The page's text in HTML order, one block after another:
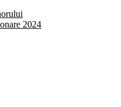
2024